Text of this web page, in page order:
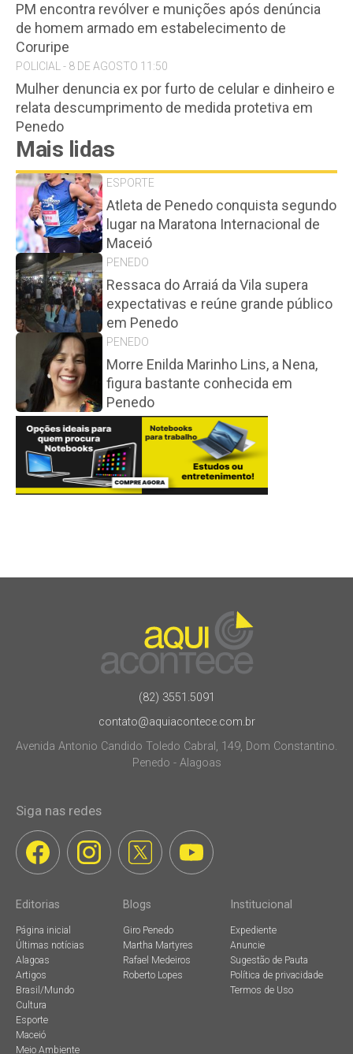
PM encontra revólver e munições após denúncia
de homem armado em estabelecimento de
Coruripe
POLICIAL - 8 DE AGOSTO 11:50
Mulher denuncia ex por furto de celular e dinheiro e
relata descumprimento de medida protetiva em
Penedo
Mais lidas
ESPORTE
Atleta de Penedo conquista segundo
lugar na Maratona Internacional de
Maceió
PENEDO
Ressaca do Arraiá da Vila supera
expectativas e reúne grande público
em Penedo
PENEDO
Morre Enilda Marinho Lins, a Nena,
figura bastante conhecida em
Penedo
(82) 3551.5091
contato@aquiacontece.com.br
Avenida Antonio Candido Toledo Cabral, 149, Dom Constantino.
Penedo - Alagoas
Siga nas redes
Editorias
Página inicial
Últimas notícias
Alagoas
Artigos
Brasil/Mundo
Cultura
Esporte
Maceió
Meio Ambiente
Blogs
Giro Penedo
Martha Martyres
Rafael Medeiros
Roberto Lopes
Institucional
Expediente
Anuncie
Sugestão de Pauta
Política de privacidade
Termos de Uso